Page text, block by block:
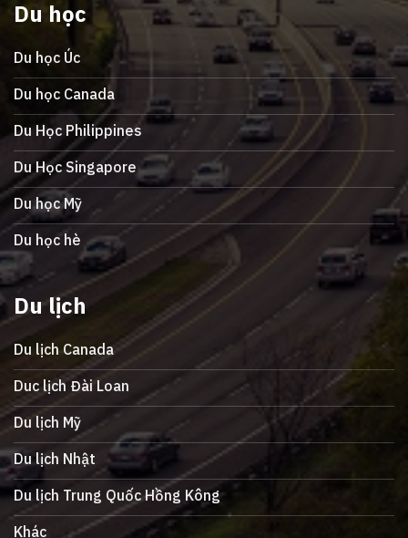
Du học
Du học Úc
Du học Canada
Du Học Philippines
Du Học Singapore
Du học Mỹ
Du học hè
Du lịch
Du lịch Canada
Duc lịch Đài Loan
Du lịch Mỹ
Du lịch Nhật
Du lịch Trung Quốc Hồng Kông
Khác